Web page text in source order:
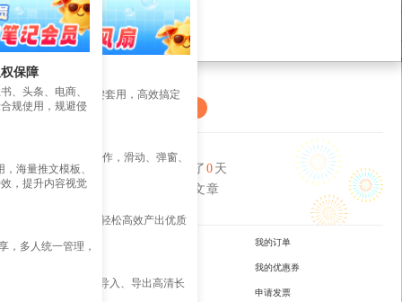
热点
135笔记
营销日历
资源下载
135客户端下载
135公众号插件下载
135多平台分发
图片工具
极速作图
图片拼图
135摄影图
图片美化
案
件集成
能
联系客服
新手入门
135社群
材
+ 精美推文模板一键套用，高效搞定
图、互动模板一键制作，滑动、弹窗、
交互效果随心用
AI 文章配图改图，轻松高效产出优质
众号管理、多格式导入、导出高清长
保障
、头条、电商、
规使用，规避侵
海量推文模板、
，提升内容视觉
，多人统一管理，
暂无消息
会员剩余天数:
135与你相伴了 0 天
篇文章
我的订单
我的优惠券
申请发票
暂无消息